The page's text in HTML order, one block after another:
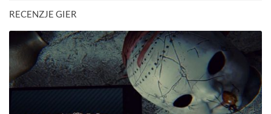
RECENZJE GIER